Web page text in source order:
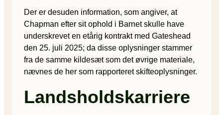
Der er desuden information, som angiver, at
Chapman efter sit ophold i Barnet skulle have
underskrevet en etårig kontrakt med Gateshead
den 25. juli 2025; da disse oplysninger stammer
fra de samme kildesæt som det øvrige materiale,
nævnes de her som rapporteret skifteoplysninger.
Landsholdskarriere